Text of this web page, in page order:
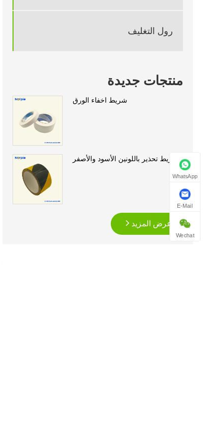
رول التغليف
منتجات جديدة
شريط اخفاء الورق
شريط تحذير باللونين الأسود والأصفر
عرض المزيد
WhatsApp
E-Mail
Wechat